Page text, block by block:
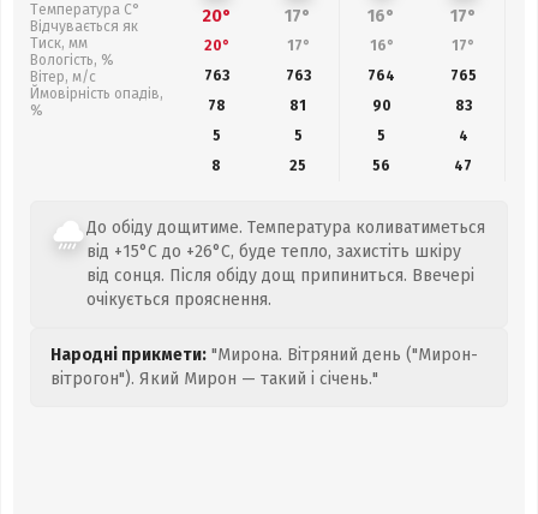
Температура С°
Відчувається як
Тиск, мм
Вологість, %
Вітер, м/с
Ймовірність опадів,
%
20° 17° 16° 17°
20° 17° 16° 17°
763
763 764 765
78
81 90 83
5
5 5
4
8
25 56 47
До обіду дощитиме. Температура коливатиметься
від +15°C до +26°C, буде тепло, захистіть шкіру
від сонця. Після обіду дощ припиниться. Ввечері
очікується прояснення.
Народні прикмети: "Мирона. Вітряний день ("Мирон-
вітрогон"). Який Мирон — такий і січень."